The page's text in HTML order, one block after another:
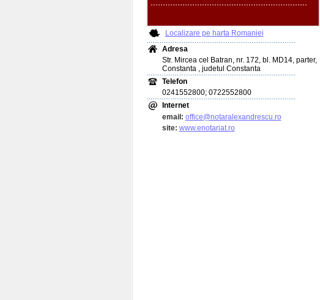
Localizare pe harta Romaniei
Adresa
Str. Mircea cel Batran, nr. 172, bl. MD14, parter,
Constanta , judetul Constanta
Telefon
0241552800; 0722552800
Internet
email: office@notaralexandrescu.ro
site: www.enotariat.ro